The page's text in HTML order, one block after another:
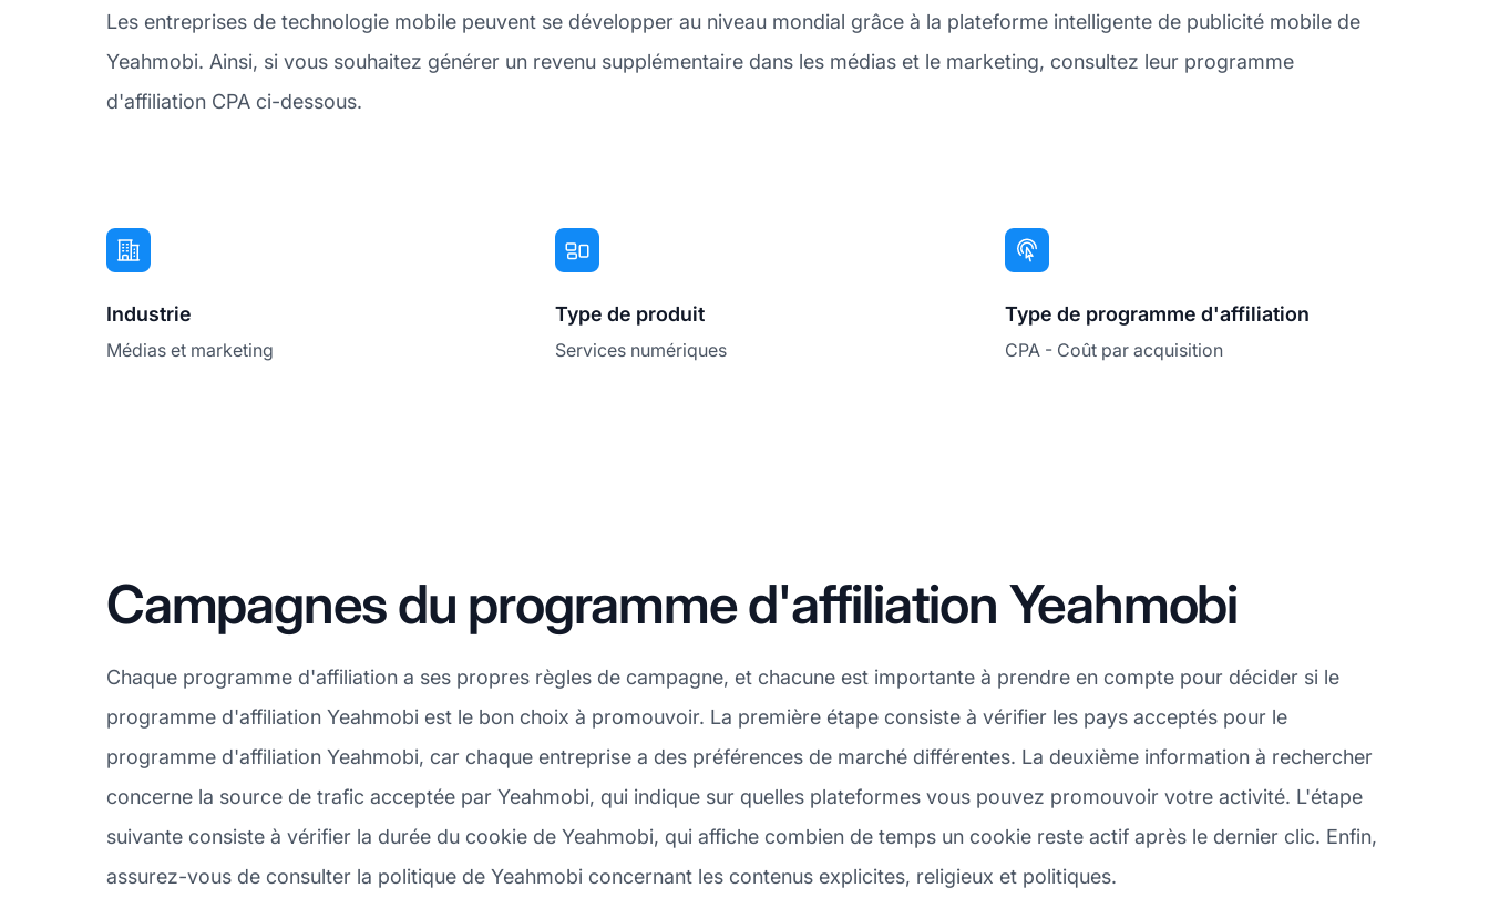
Les entreprises de technologie mobile peuvent se développer au niveau mondial grâce à la plateforme intelligente de publicité mobile de
Yeahmobi. Ainsi, si vous souhaitez générer un revenu supplémentaire dans les médias et le marketing, consultez leur programme
d'affiliation CPA ci-dessous.
Industrie
Médias et marketing
Type de produit
Services numériques
Type de programme d'affiliation
CPA - Coût par acquisition
Campagnes du programme d'affiliation Yeahmobi
Chaque programme d'affiliation a ses propres règles de campagne, et chacune est importante à prendre en compte pour décider si le
programme d'affiliation Yeahmobi est le bon choix à promouvoir. La première étape consiste à vérifier les pays acceptés pour le
programme d'affiliation Yeahmobi, car chaque entreprise a des préférences de marché différentes. La deuxième information à rechercher
concerne la source de trafic acceptée par Yeahmobi, qui indique sur quelles plateformes vous pouvez promouvoir votre activité. L'étape
suivante consiste à vérifier la durée du cookie de Yeahmobi, qui affiche combien de temps un cookie reste actif après le dernier clic. Enfin,
assurez-vous de consulter la politique de Yeahmobi concernant les contenus explicites, religieux et politiques.